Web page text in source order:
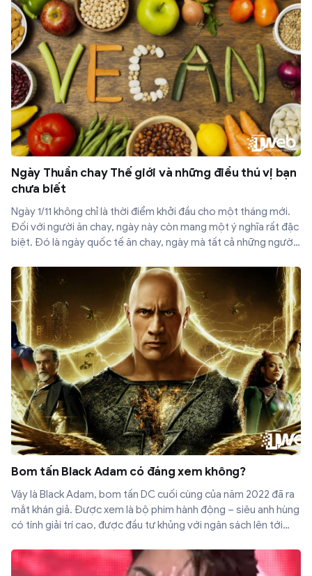
Ngày Thuần chay Thế giới và những điều thú vị bạn
chưa biết
Ngày 1/11 không chỉ là thời điểm khởi đầu cho một tháng mới.
Đối với người ăn chay, ngày này còn mang một ý nghĩa rất đặc
biệt. Đó là ngày quốc tế ăn chay, ngày mà tất cả những người
ăn chay đem lại cho con người.
Bom tấn Black Adam có đáng xem không?
Vậy là Black Adam, bom tấn DC cuối cùng của năm 2022 đã ra
mắt khán giả. Được xem là bộ phim hành động – siêu anh hùng
có tính giải trí cao, được đầu tư khủng với ngân sách lên tới
review Black Adam.